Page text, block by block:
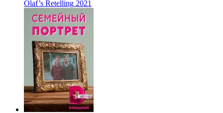
Olaf’s Retelling 2021